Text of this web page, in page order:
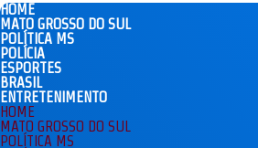
HOME
MATO GROSSO DO SUL
POLÍTICA MS
POLÍCIA
ESPORTES
BRASIL
ENTRETENIMENTO
HOME
MATO GROSSO DO SUL
POLÍTICA MS